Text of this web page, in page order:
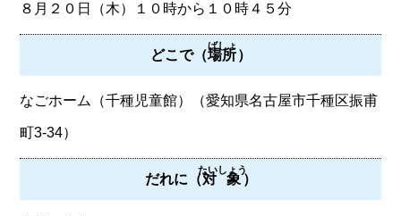
８月２０日（木）１０時から１０時４５分
どこで（場所
ばしょ
）
なごホーム（千種児童館）（愛知県名古屋市千種区振甫
町3-34）
だれに（対象
たいしょう
）